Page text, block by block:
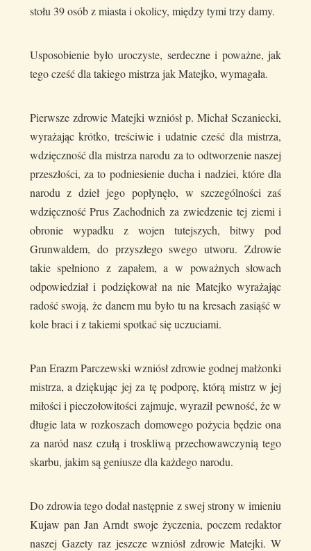
stołu 39 osób z miasta i okolicy, między tymi trzy damy.
Usposobienie było uroczyste, serdeczne i poważne, jak
tego cześć dla takiego mistrza jak Matejko, wymagała.
Pierwsze zdrowie Matejki wzniósł p. Michał Sczaniecki,
wyrażając krótko, treściwie i udatnie cześć dla mistrza,
wdzięczność dla mistrza narodu za to odtworzenie naszej
przeszłości, za to podniesienie ducha i nadziei, które dla
narodu z dzieł jego popłynęło, w szczególności zaś
wdzięczność Prus Zachodnich za zwiedzenie tej ziemi i
obronie wypadku z wojen tutejszych, bitwy pod
Grunwaldem, do przyszłego swego utworu. Zdrowie
takie spełniono z zapałem, a w poważnych słowach
odpowiedział i podziękował na nie Matejko wyrażając
radość swoją, że danem mu było tu na kresach zasiąść w
kole braci i z takiemi spotkać się uczuciami.
Pan Erazm Parczewski wzniósł zdrowie godnej małżonki
mistrza, a dziękując jej za tę podporę, którą mistrz w jej
miłości i pieczołowitości zajmuje, wyraził pewność, że w
długie lata w rozkoszach domowego pożycia będzie ona
za naród nasz czułą i troskliwą przechowawczynią tego
skarbu, jakim są geniusze dla każdego narodu.
Do zdrowia tego dodał następnie z swej strony w imieniu
Kujaw pan Jan Arndt swoje życzenia, poczem redaktor
naszej Gazety raz jeszcze wzniósł zdrowie Matejki. W